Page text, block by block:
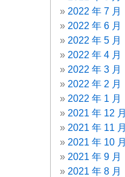
2022 年 7 月
2022 年 6 月
2022 年 5 月
2022 年 4 月
2022 年 3 月
2022 年 2 月
2022 年 1 月
2021 年 12 月
2021 年 11 月
2021 年 10 月
2021 年 9 月
2021 年 8 月